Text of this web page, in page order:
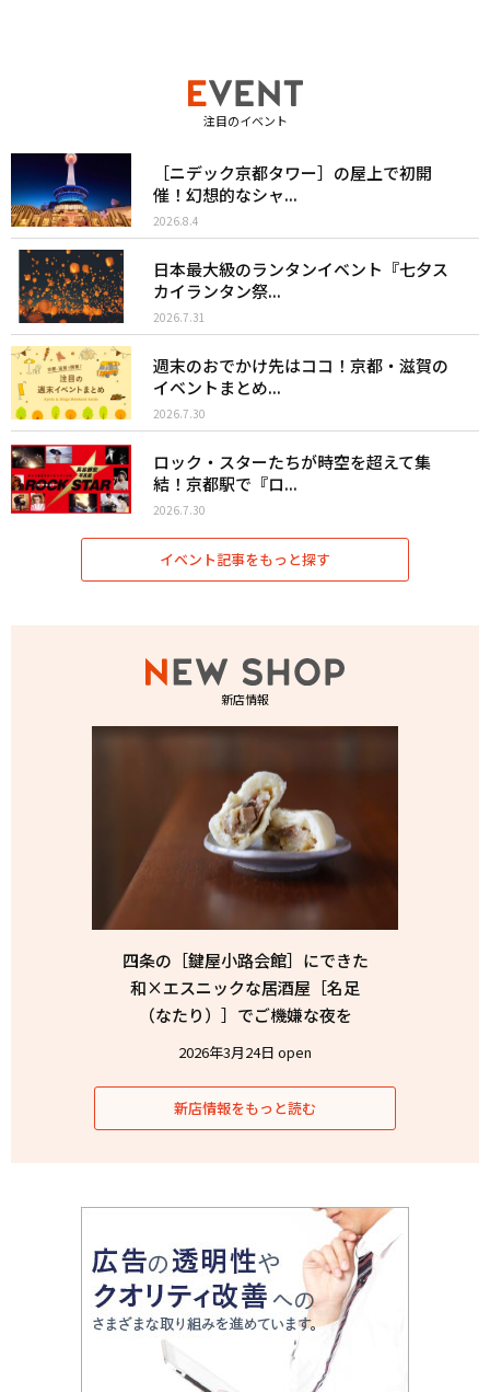
注目のイベント
［ニデック京都タワー］の屋上で初開
催！幻想的なシャ...
2026.8.4
日本最大級のランタンイベント『七夕ス
カイランタン祭...
2026.7.31
週末のおでかけ先はココ！京都・滋賀の
イベントまとめ...
2026.7.30
ロック・スターたちが時空を超えて集
結！京都駅で『ロ...
2026.7.30
イベント記事をもっと探す
新店情報
四条の［鍵屋小路会館］にできた
和×エスニックな居酒屋［名足
（なたり）］でご機嫌な夜を
2026年3月24日 open
新店情報をもっと読む